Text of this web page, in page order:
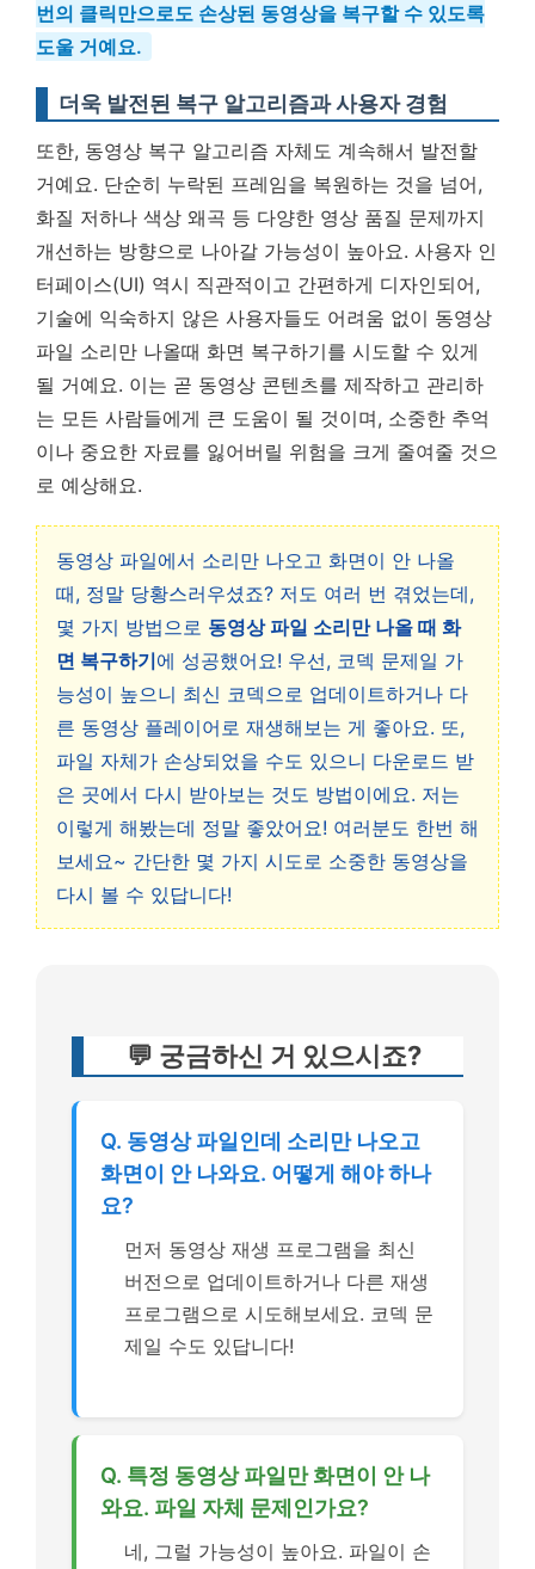
번의 클릭만으로도 손상된 동영상을 복구할 수 있도록
도울 거예요.
더욱 발전된 복구 알고리즘과 사용자 경험
또한, 동영상 복구 알고리즘 자체도 계속해서 발전할
거예요. 단순히 누락된 프레임을 복원하는 것을 넘어,
화질 저하나 색상 왜곡 등 다양한 영상 품질 문제까지
개선하는 방향으로 나아갈 가능성이 높아요. 사용자 인
터페이스(UI) 역시 직관적이고 간편하게 디자인되어,
기술에 익숙하지 않은 사용자들도 어려움 없이 동영상
파일 소리만 나올때 화면 복구하기를 시도할 수 있게
될 거예요. 이는 곧 동영상 콘텐츠를 제작하고 관리하
는 모든 사람들에게 큰 도움이 될 것이며, 소중한 추억
이나 중요한 자료를 잃어버릴 위험을 크게 줄여줄 것으
로 예상해요.
동영상 파일에서 소리만 나오고 화면이 안 나올
때, 정말 당황스러우셨죠? 저도 여러 번 겪었는데,
몇 가지 방법으로 동영상 파일 소리만 나올 때 화
면 복구하기에 성공했어요! 우선, 코덱 문제일 가
능성이 높으니 최신 코덱으로 업데이트하거나 다
른 동영상 플레이어로 재생해보는 게 좋아요. 또,
파일 자체가 손상되었을 수도 있으니 다운로드 받
은 곳에서 다시 받아보는 것도 방법이에요. 저는
이렇게 해봤는데 정말 좋았어요! 여러분도 한번 해
보세요~ 간단한 몇 가지 시도로 소중한 동영상을
다시 볼 수 있답니다!
💬 궁금하신 거 있으시죠?
Q. 동영상 파일인데 소리만 나오고
화면이 안 나와요. 어떻게 해야 하나
요?
먼저 동영상 재생 프로그램을 최신
버전으로 업데이트하거나 다른 재생
프로그램으로 시도해보세요. 코덱 문
제일 수도 있답니다!
Q. 특정 동영상 파일만 화면이 안 나
와요. 파일 자체 문제인가요?
네, 그럴 가능성이 높아요. 파일이 손